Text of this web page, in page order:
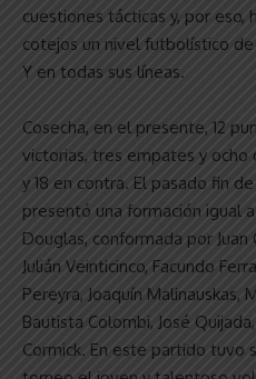
cuestiones tácticas y, por
cotejos un nivel futbolístico
Y en todas sus líneas.
Cosecha, en el presente, 12
victorias, tres empates y ocho
y 18 en contra. El pasado fin
presentó una formación igual
Douglas, conformada por Juan
Julián Veinticinco, Facundo
Pereyra, Joaquín Malinauskas,
Bautista Colombi, José
Cormick. En este partido tuvo